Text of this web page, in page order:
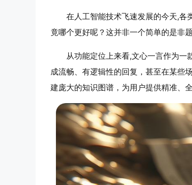
在人工智能技术飞速发展的今天,各
竟哪个更好呢？这并非一个简单的是非
从功能定位上来看,文心一言作为
成流畅、有逻辑性的回复，甚至在某些
建庞大的知识图谱，为用户提供精准、